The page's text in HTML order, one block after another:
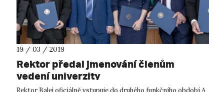
19 / 03 / 2019
Rektor předal jmenování členům
vedení univerzity
Rektor Balej oficiálně vstupuje do druhého funkčního období A